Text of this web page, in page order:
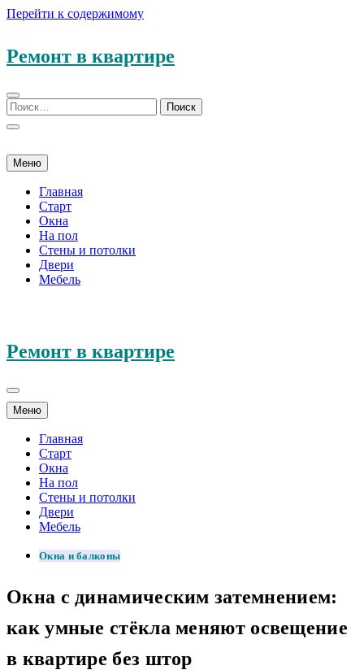
Перейти к содержимому
Ремонт в квартире
Меню
Главная
Старт
Окна
На пол
Стены и потолки
Двери
Мебель
Ремонт в квартире
Меню
Главная
Старт
Окна
На пол
Стены и потолки
Двери
Мебель
Окна и балконы
Окна с динамическим затемнением:
как умные стёкла меняют освещение
в квартире без штор